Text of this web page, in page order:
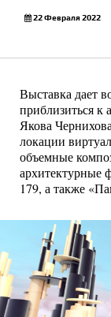
Обзор
Дизайн
Эко
22 Февраля 2022
Выставка дает
приблизиться к
Якова
локации
объемные
архитектурные
179, а также